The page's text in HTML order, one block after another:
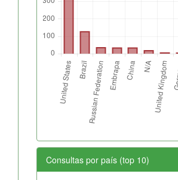
Consultas por país (top 10)